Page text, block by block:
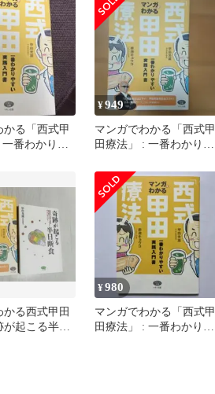
かる「西式甲
番わかりや
¥949
マンガでわかる「西式甲
田療法」 : 一番わかりや
かる西式甲田
起こる半日
¥980
マンガでわかる「西式甲
田療法」 : 一番わかりや